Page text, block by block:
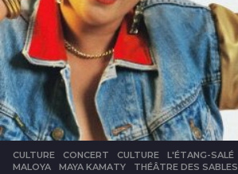
CULTURE CONCERT ,CULTURE ,L'ÉTANG-SALÉ
MALOYA
,MAYA KAMATY ,THÉÂTRE DES SABLES